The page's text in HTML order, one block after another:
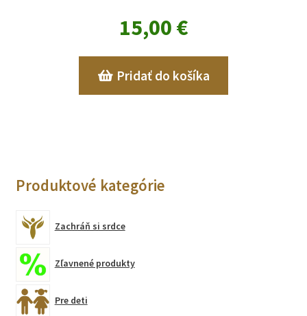
15,00 €
Pridať do košíka
Produktové kategórie
Zachráň si srdce
Zľavnené produkty
Pre deti